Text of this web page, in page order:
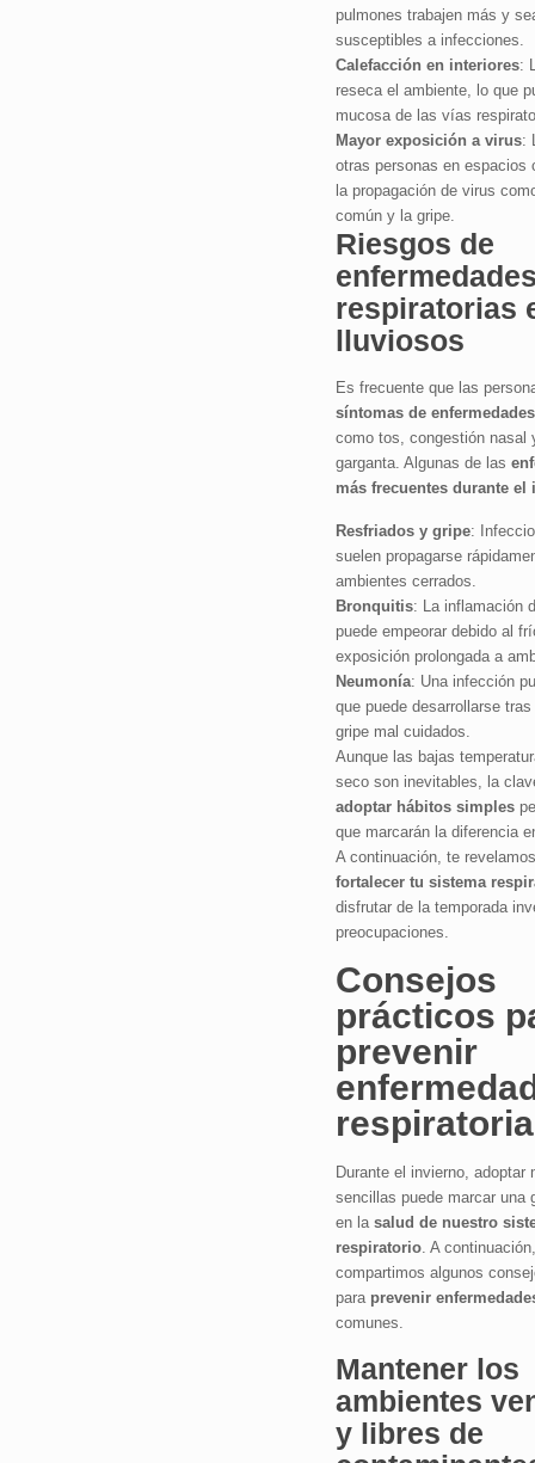
pulmones trabajen más y
susceptibles a infecciones.
Calefacción en interiores:
reseca el ambiente, lo que
mucosa de las vías
Mayor exposición a virus:
otras personas en espacios
la propagación de virus
común y la gripe.
Riesgos de
respiratorias
lluviosos
Es frecuente que las
síntomas de
como tos, congestión nasal
garganta. Algunas de las
más frecuentes durante el
Resfriados y gripe:
suelen propagarse
ambientes cerrados.
Bronquitis: La inflamación
puede empeorar debido al
exposición prolongada a
Neumonía: Una infección
que puede desarrollarse
gripe mal cuidados.
Aunque las bajas
seco son inevitables, la
adoptar hábitos simples
que marcarán la diferencia
A continuación, te
fortalecer tu sistema
disfrutar de la temporada
preocupaciones.
Consejos
prácticos
prevenir
Durante el invierno, adoptar
sencillas puede marcar una
en lasalud de nuestro
respiratorio. A
compartimos algunos
para prevenir
comunes.
Mantener los
ambientes
y libres de